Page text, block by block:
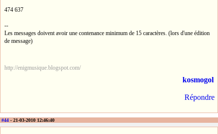
474 637
--
Les messages doivent avoir une contenance minimum de 15 caractères. (lors d'une édition
de message)
http://enigmusique.blogspot.com/
kosmogol
Répondre
#44 - 21-03-2010 12:46:40